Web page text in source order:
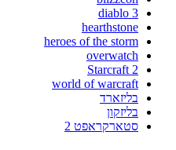
diablo 3
hearthstone
heroes of the storm
overwatch
Starcraft 2
world of warcraft
בליזארד
בליזקון
סטארקראפט 2